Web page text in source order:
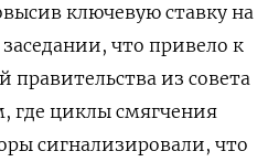
ключевую ставку ​на
что привело к
правительства из совета
где циклы смягчения
сигнализировали, что